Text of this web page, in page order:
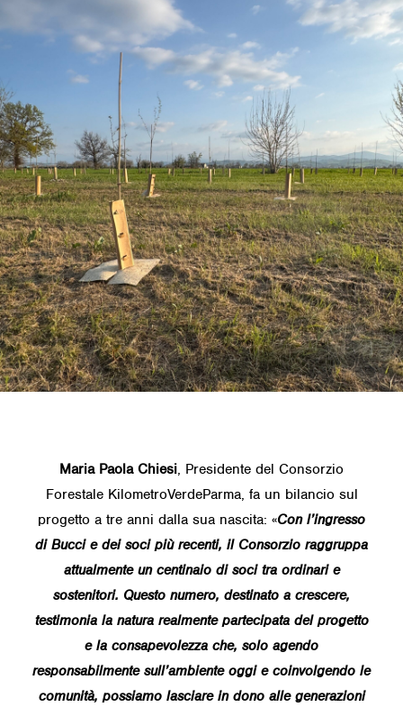
Maria Paola Chiesi, Presidente del Consorzio
Forestale KilometroVerdeParma, fa un bilancio sul
progetto a tre anni dalla sua nascita: «Con l’ingresso
di Bucci e dei soci più recenti, il Consorzio raggruppa
attualmente un centinaio di soci tra ordinari e
sostenitori. Questo numero, destinato a crescere,
testimonia la natura realmente partecipata del progetto
e la consapevolezza che, solo agendo
responsabilmente sull’ambiente oggi e coinvolgendo le
comunità, possiamo lasciare in dono alle generazioni